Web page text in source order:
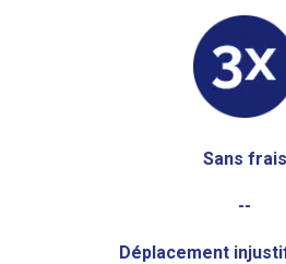
Sans frais
--
Déplacement